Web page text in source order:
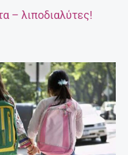
– λιποδιαλύτες!